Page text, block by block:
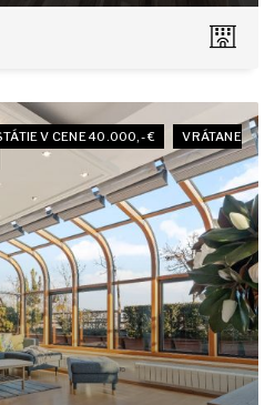
Rača
V CENE 40.000,- €
VRÁTANE